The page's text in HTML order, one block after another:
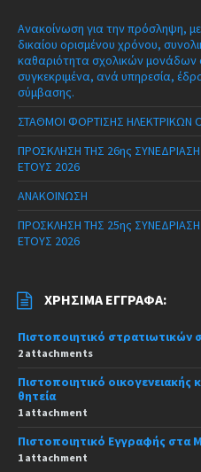
Ανακοίνωση για την πρόσληψη,
δικαίου ορισμένου χρόνου,
καθαριότητα σχολικών μονάδων
συγκεκριμένα, ανά υπηρεσία,
σύμβασης.
ΣΤΑΘΜΟΙ ΦΟΡΤΙΣΗΣ ΗΛΕΚΤΡΙΚΩΝ
ΠΡΟΣΚΛΗΣΗ ΤΗΣ 26ης
ΕΤΟΥΣ 2026
ΑΝΑΚΟΙΝΩΣΗ
ΠΡΟΣΚΛΗΣΗ ΤΗΣ 25ης
ΕΤΟΥΣ 2026
ΧΡΉΣΙΜΑ ΈΓΓΡΑΦΑ:
Πιστοποιητικό στρατιωτικών
2 attachments
Πιστοποιητικό οικογενειακής
θητεία
1 attachment
Πιστοποιητικό Εγγραφής
1 attachment